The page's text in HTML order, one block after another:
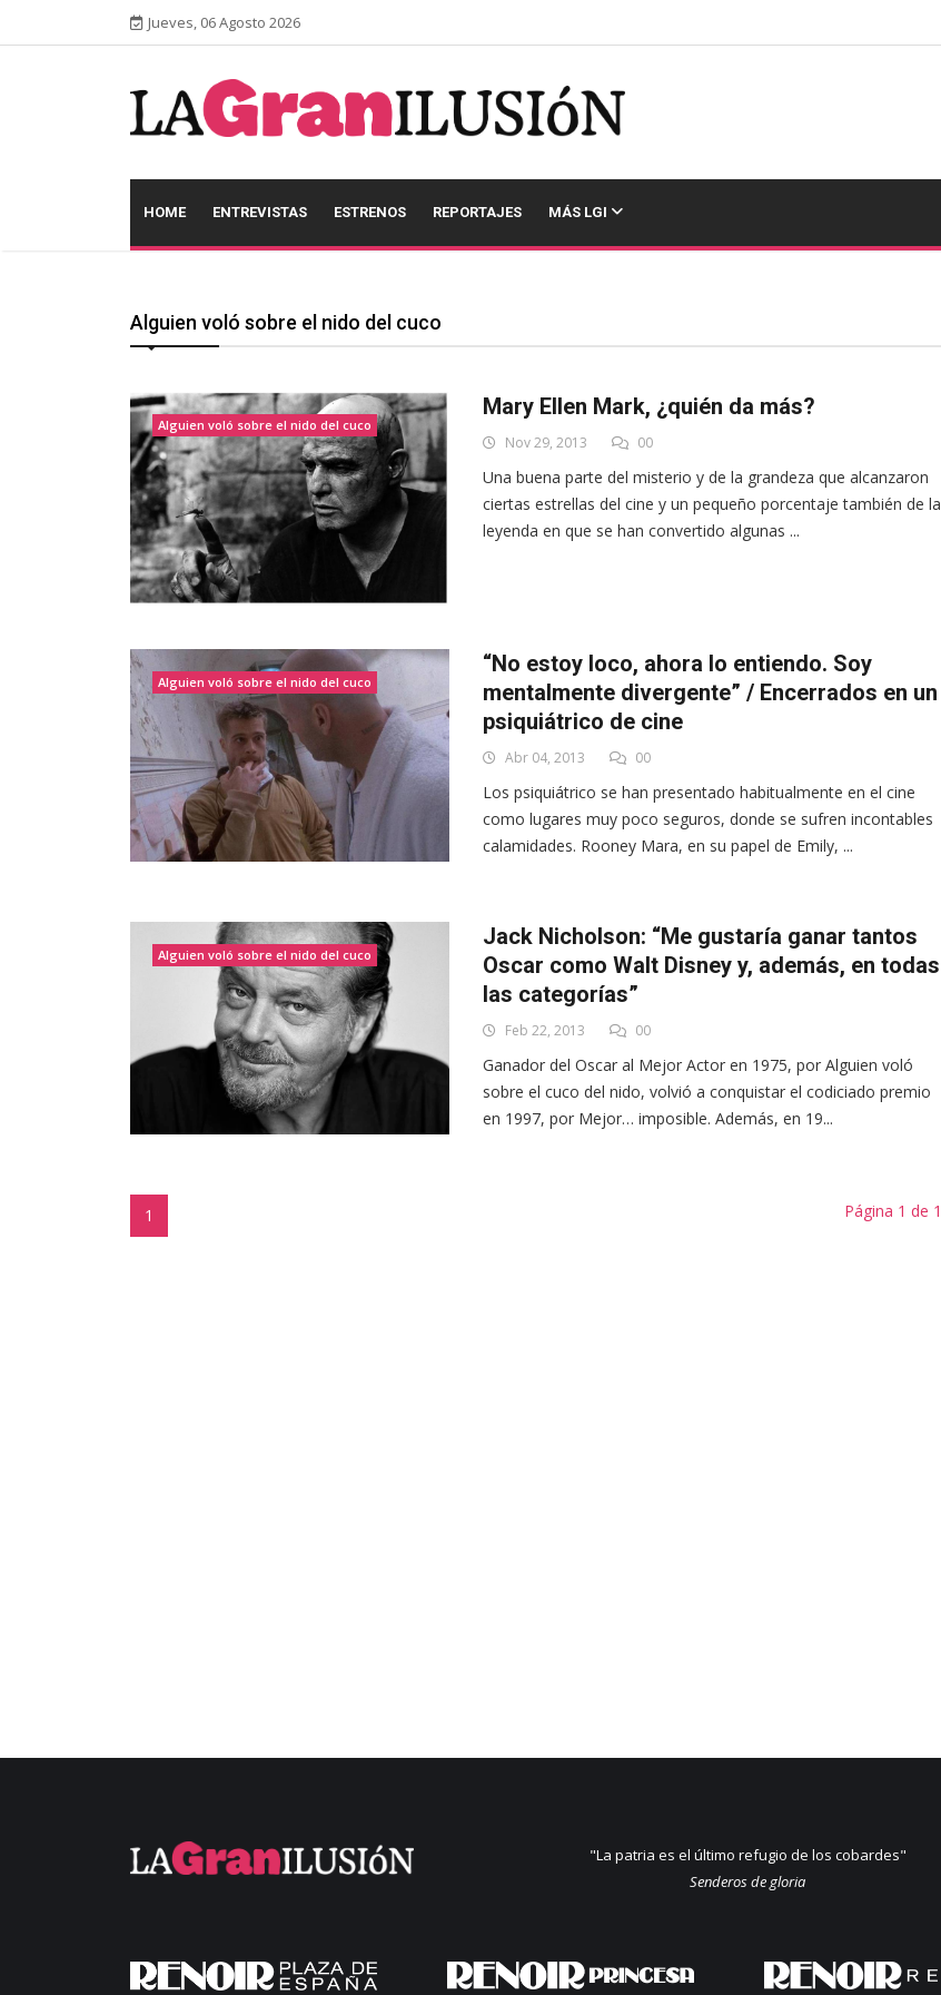
Jueves, 06 Agosto 2026
HOME ENTREVISTAS ESTRENOS REPORTAJES MÁS LGI
Alguien voló sobre el nido del cuco
Alguien voló sobre el nido del cuco
Mary Ellen Mark, ¿quién da más?
Nov 29, 2013 00
Una buena parte del misterio y de la grandeza que alcanzaron
ciertas estrellas del cine y un pequeño porcentaje también de la
leyenda en que se han convertido algunas ...
Alguien voló sobre el nido del cuco
“No estoy loco, ahora lo entiendo. Soy
mentalmente divergente” / Encerrados en un
psiquiátrico de cine
Abr 04, 2013 00
Los psiquiátrico se han presentado habitualmente en el cine
como lugares muy poco seguros, donde se sufren incontables
calamidades. Rooney Mara, en su papel de Emily, ...
Alguien voló sobre el nido del cuco
Jack Nicholson: “Me gustaría ganar tantos
Oscar como Walt Disney y, además, en todas
las categorías”
Feb 22, 2013 00
Ganador del Oscar al Mejor Actor en 1975, por Alguien voló
sobre el cuco del nido, volvió a conquistar el codiciado premio
en 1997, por Mejor… imposible. Además, en 19...
1 Página 1 de 1
"La patria es el último refugio de los cobardes"
Senderos de gloria